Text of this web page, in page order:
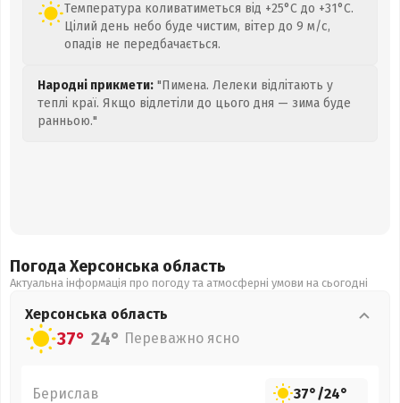
Температура коливатиметься від +25°C до +31°C.
Цілий день небо буде чистим, вітер до 9 м/с,
опадів не передбачається.
Народні прикмети: "Пимена. Лелеки відлітають у
теплі краї. Якщо відлетіли до цього дня — зима буде
ранньою."
Погода Херсонська область
Актуальна інформація про погоду та атмосферні умови на сьогодні
Херсонська область
37° 24° Переважно ясно
Берислав 37°/24°